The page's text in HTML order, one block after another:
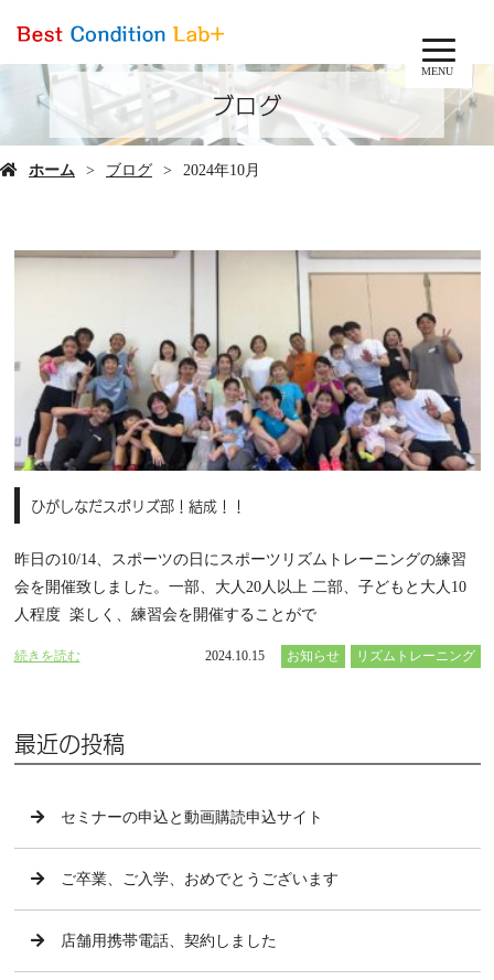
MENU
ブログ
ホーム ブログ 2024年10月
ひがしなだスポリズ部！結成！！
昨日の10/14、スポーツの日にスポーツリズムトレーニングの練習
会を開催致しました。一部、大人20人以上 二部、子どもと大人10
人程度 楽しく、練習会を開催することがで
続きを読む 2024.10.15 お知らせ リズムトレーニング
最近の投稿
セミナーの申込と動画購読申込サイト
ご卒業、ご入学、おめでとうございます
店舗用携帯電話、契約しました